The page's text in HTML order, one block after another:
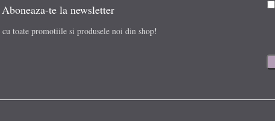
Aboneaza-te la newsletter
toate promotiile si produsele noi din shop!